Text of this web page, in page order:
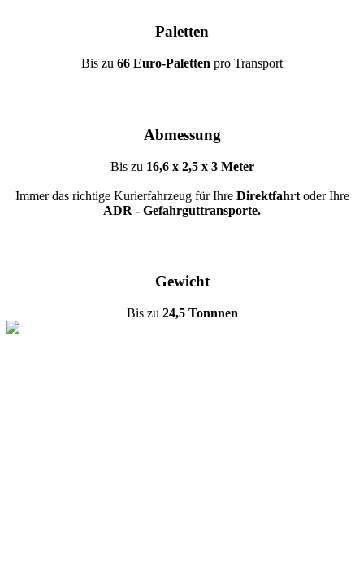
Paletten
Bis zu 66 Euro-Paletten pro Transport
Abmessung
Bis zu 16,6 x 2,5 x 3 Meter
Immer das richtige Kurierfahrzeug für Ihre Direktfahrtoder Ihre
ADR - Gefahrguttransporte.
Gewicht
Bis zu 24,5 Tonnnen